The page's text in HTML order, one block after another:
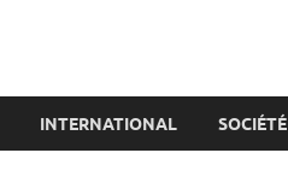
INTERNATIONAL SOCIÉTÉ